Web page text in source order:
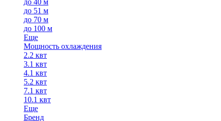
до 40 м
до 51 м
до 70 м
до 100 м
Еще
Мощность охлаждения
2.2 квт
3.1 квт
4.1 квт
5.2 квт
7.1 квт
10.1 квт
Еще
Бренд